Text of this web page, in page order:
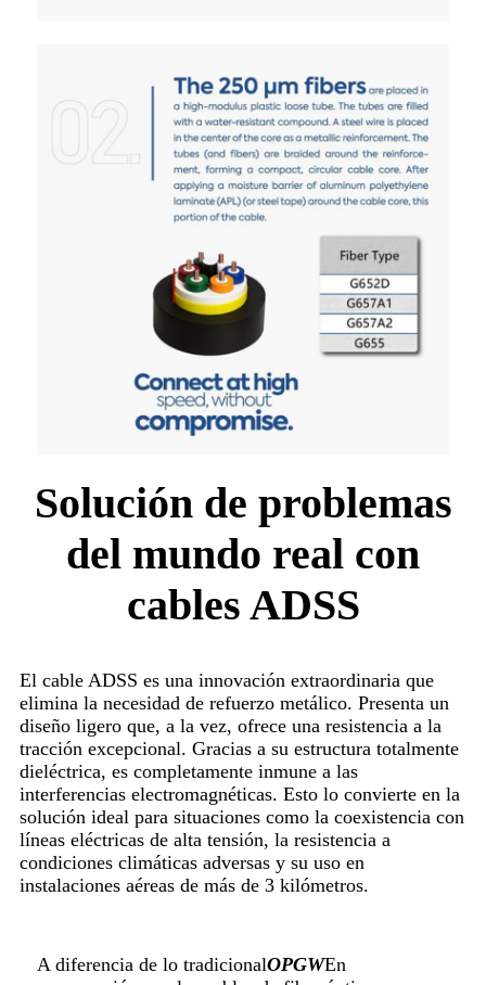
Solución de problemas
del mundo real con
cables ADSS
El cable ADSS es una innovación extraordinaria que
elimina la necesidad de refuerzo metálico. Presenta un
diseño ligero que, a la vez, ofrece una resistencia a la
tracción excepcional. Gracias a su estructura totalmente
dieléctrica, es completamente inmune a las
interferencias electromagnéticas. Esto lo convierte en la
solución ideal para situaciones como la coexistencia con
líneas eléctricas de alta tensión, la resistencia a
condiciones climáticas adversas y su uso en
instalaciones aéreas de más de 3 kilómetros.
A diferencia de lo tradicionalOPGWEn